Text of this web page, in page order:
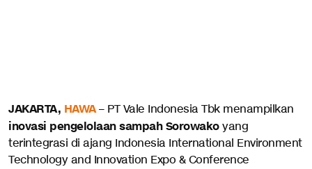
JAKARTA, HAWA– PT Vale Indonesia Tbk menampilkan
inovasi pengelolaan sampah Sorowakoyang
terintegrasi di ajang Indonesia International Environment
Technology and Innovation Expo & Conference